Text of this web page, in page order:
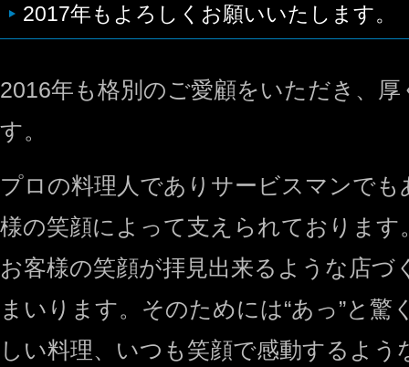
2017年もよろしくお願いいたします。
2016年も格別のご愛顧をいただき、
す。
プロの料理人でありサービスマンでも
様の笑顔によって支えられております
お客様の笑顔が拝見出来るような店づ
まいります。そのためには“あっ”と驚
しい料理、いつも笑顔で感動するよ